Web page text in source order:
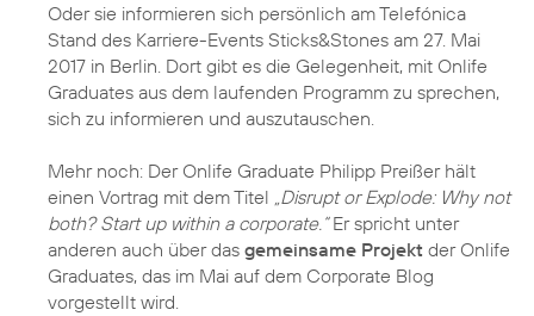
Oder sie informieren sich persönlich am Telefónica
Stand des Karriere-Events Sticks&Stones am 27. Mai
2017 in Berlin. Dort gibt es die Gelegenheit, mit Onlife
Graduates aus dem laufenden Programm zu sprechen,
sich zu informieren und auszutauschen.
Mehr noch: Der Onlife Graduate Philipp Preißer hält
einen Vortrag mit dem Titel „Disrupt or Explode: Why not
both? Start up within a corporate.“Er spricht unter
anderen auch über das gemeinsame Projekt der Onlife
Graduates, das im Mai auf dem Corporate Blog
vorgestellt wird.